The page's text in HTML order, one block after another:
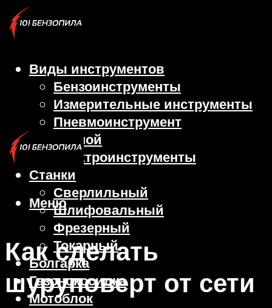
Виды инструментов
Бензоинструменты
Измерительные инструменты
Пневмоинструмент
Ручной
Электроинструменты
Станки
Сверлильный
Шлифовальный
Фрезерный
Токарный
Болгарка
Газонокосилка
Мотоблок
Меню
Как сделать
шуруповерт от сети